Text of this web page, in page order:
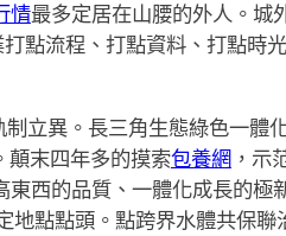
情最多定居在山腰的外人。城
點流程、打點資料、打點時
立異。長三角生態綠色一
顛末四年多的摸索包養網，示
東西的品質、一體化成長的
點點頭。點跨界水體共保